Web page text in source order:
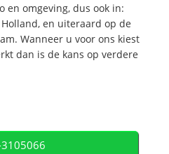
en omgeving, dus ook in:
en uiteraard op de
Wanneer u voor ons kiest
dan is de kans op verdere